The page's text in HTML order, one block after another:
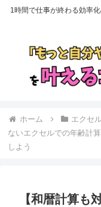
1時間で仕事が終わる効率
ホーム エクセ
ないエクセルでの年齢計
しよう
【和暦計算も